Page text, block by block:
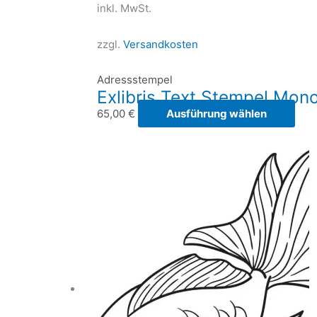
inkl. MwSt.
zzgl. Versandkosten
Adressstempel
Exlibris Text Stempel
65,00 € Ausführung wählen
auf.
Die
auf
der